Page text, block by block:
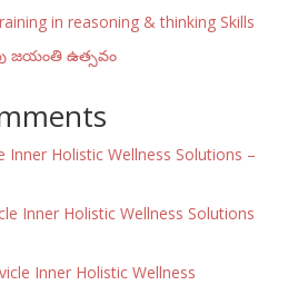
in reasoning & thinking Skills
జయంతి ఉత్సవం
Inner Holistic Wellness Solutions –
Inner Holistic Wellness Solutions
Inner Holistic Wellness